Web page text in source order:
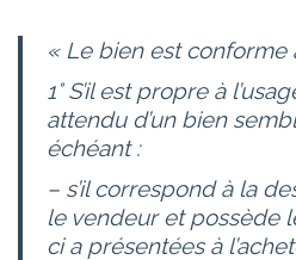
« Le bien est conforme
1° S’il est propre à
attendu d’un bien
échéant :
– s’il correspond à la
le vendeur et possède
ci a présentées à